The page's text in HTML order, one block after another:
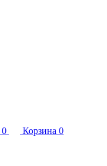
0 Корзина 0